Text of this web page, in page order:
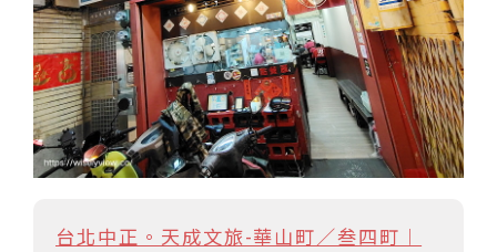
台北中正。天成文旅-華山町／叁四町︱